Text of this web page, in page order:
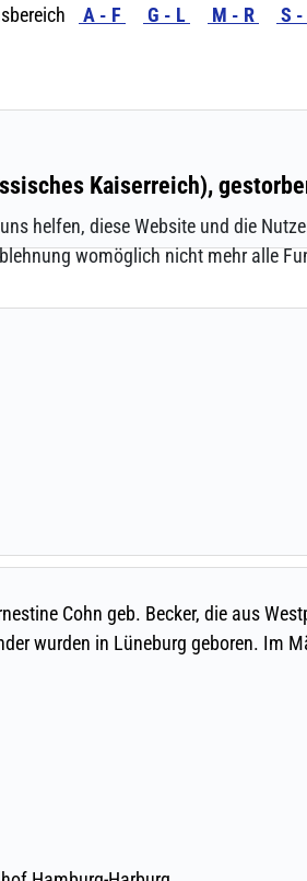
helfen, diese Website und die
womöglich nicht mehr alle